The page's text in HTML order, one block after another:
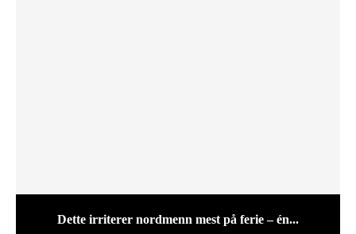
Dette irriterer nordmenn mest på ferie – én...